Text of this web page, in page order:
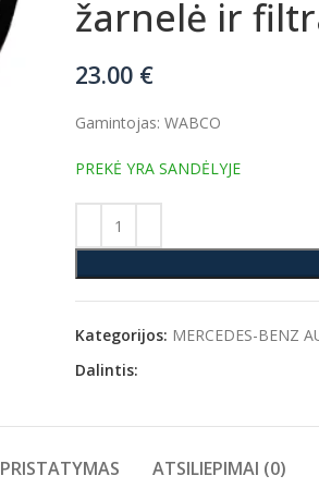
žarnelė ir
23.00 €
Gamintojas: WABCO
PREKĖ YRA SANDĖLYJE
Kategorijos: MERCEDES-BENZ
Dalintis:
PRISTATYMAS ATSILIEPIMAI (0)